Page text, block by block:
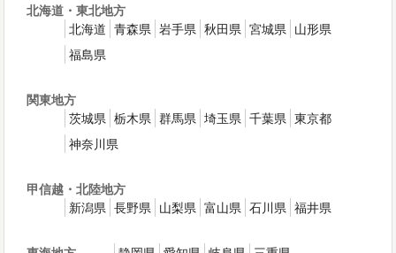
北海道・東北地方
北海道 青森県 岩手県 秋田県 宮城県 山形県
福島県
関東地方
茨城県 栃木県 群馬県 埼玉県 千葉県 東京都
神奈川県
甲信越・北陸地方
新潟県 長野県 山梨県 富山県 石川県 福井県